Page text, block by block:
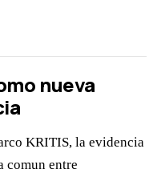
nueva
KRITIS, la evidencia
comun entre